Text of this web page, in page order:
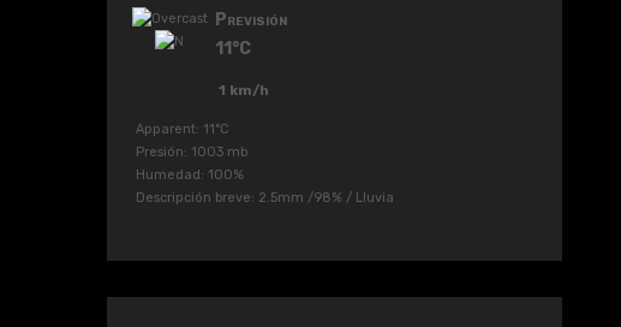
Previsión
11°C
1 km/h
Apparent: 11°C
Presión: 1003 mb
Humedad: 100%
Descripción breve: 2.5mm /98% / Lluvia